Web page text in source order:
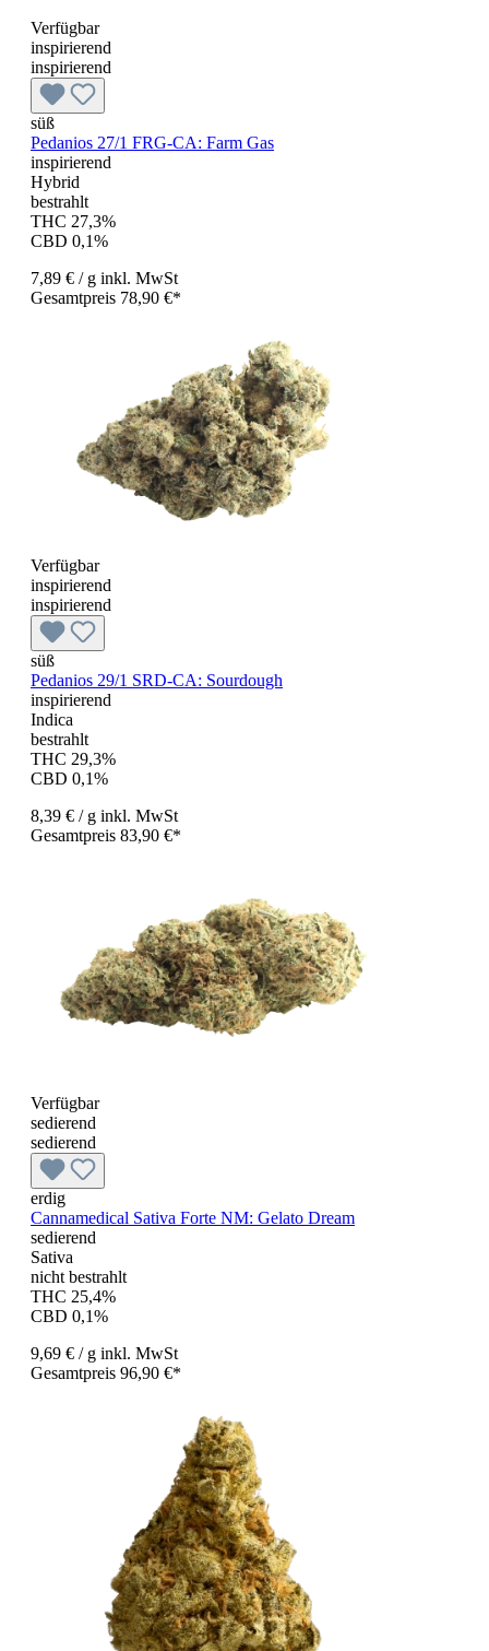
Verfügbar
inspirierend
inspirierend
süß
Pedanios 27/1 FRG-CA: Farm Gas
inspirierend
Hybrid
bestrahlt
THC 27,3%
CBD 0,1%
7,89 € / g inkl. MwSt
Gesamtpreis 78,90 €*
Verfügbar
inspirierend
inspirierend
süß
Pedanios 29/1 SRD-CA: Sourdough
inspirierend
Indica
bestrahlt
THC 29,3%
CBD 0,1%
8,39 € / g inkl. MwSt
Gesamtpreis 83,90 €*
Verfügbar
sedierend
sedierend
erdig
Cannamedical Sativa Forte NM: Gelato Dream
sedierend
Sativa
nicht bestrahlt
THC 25,4%
CBD 0,1%
9,69 € / g inkl. MwSt
Gesamtpreis 96,90 €*